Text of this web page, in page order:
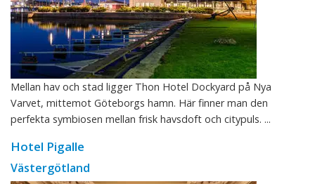
Mellan hav och stad ligger Thon Hotel Dockyard på Nya
Varvet, mittemot Göteborgs hamn. Här finner man den
perfekta symbiosen mellan frisk havsdoft och citypuls. ...
Hotel Pigalle
Västergötland